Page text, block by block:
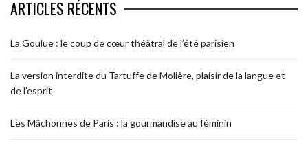
ARTICLES RÉCENTS
La Goulue : le coup de cœur théâtral de l’été parisien
La version interdite du Tartuffe de Molière, plaisir de la langue et
de l’esprit
Les Mâchonnes de Paris : la gourmandise au féminin